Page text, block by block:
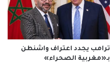
ترامب يجدد اعتراف واشنطن
بـ«مغربية الصحراء»